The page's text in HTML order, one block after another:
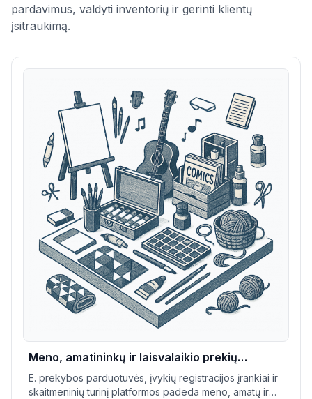
pardavimus, valdyti inventorių ir gerinti klientų
įsitraukimą.
Meno, amatininkų ir laisvalaikio prekių
parduotuvės
E. prekybos parduotuvės, įvykių registracijos įrankiai ir
skaitmeninių turinį platformos padeda meno, amatų ir